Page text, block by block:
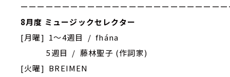
ーーーーーーーーーーーーーーーーーーーーーーーーー
8月度 ミュージックセレクター
[月曜] 1～4週目 / fhána
5週目 / 藤林聖子 (作詞家)
[火曜] BREIMEN